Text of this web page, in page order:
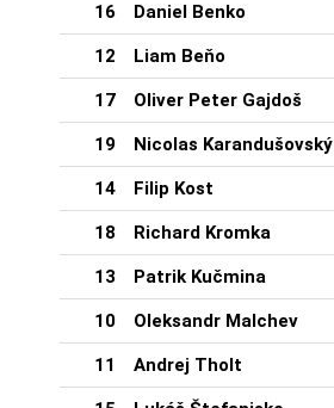
16 Daniel Benko
12 Liam Beňo
17 Oliver Peter Gajdoš
19 Nicolas Karandušovský
14 Filip Kost
18 Richard Kromka
13 Patrik Kučmina
10 Oleksandr Malchev
11 Andrej Tholt